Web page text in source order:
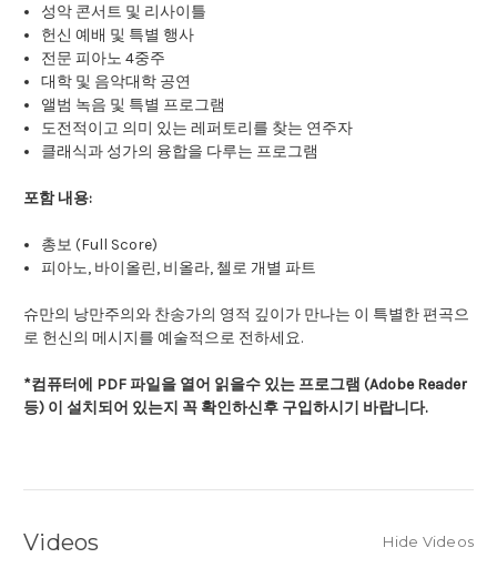
성악 콘서트 및 리사이틀
헌신 예배 및 특별 행사
전문 피아노 4중주
대학 및 음악대학 공연
앨범 녹음 및 특별 프로그램
도전적이고 의미 있는 레퍼토리를 찾는 연주자
클래식과 성가의 융합을 다루는 프로그램
포함 내용:
총보 (Full Score)
피아노, 바이올린, 비올라, 첼로 개별 파트
슈만의 낭만주의와 찬송가의 영적 깊이가 만나는 이 특별한 편곡으
로 헌신의 메시지를 예술적으로 전하세요.
*컴퓨터에 PDF 파일을 열어 읽을수 있는 프로그램 (Adobe Reader
등) 이 설치되어 있는지 꼭 확인하신후 구입하시기 바랍니다.
Videos Hide Videos